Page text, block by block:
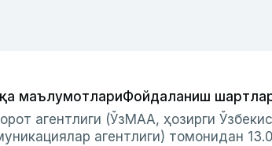
маълумотлариФойдаланиш
агентлиги (ЎзМАА, ҳозирги
агентлиги) томонидан